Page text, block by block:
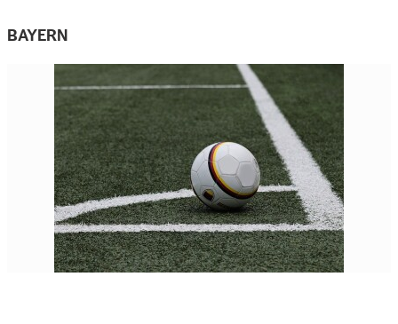
BAYERN